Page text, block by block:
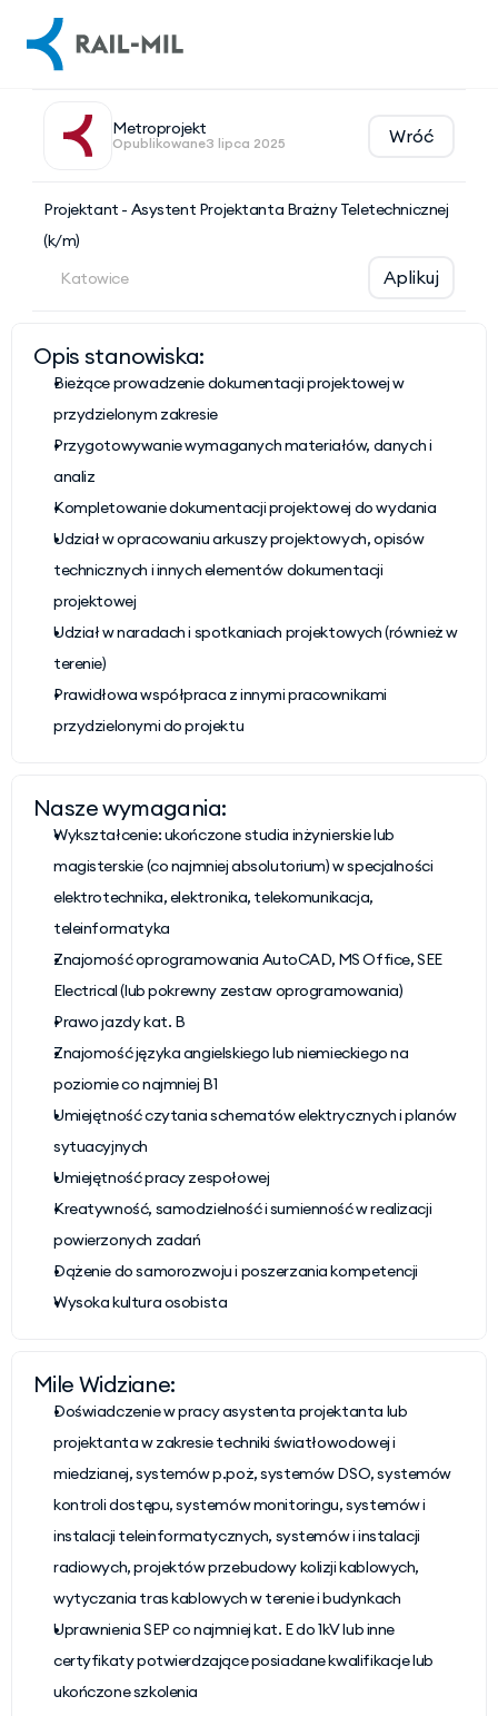
Metroprojekt
Opublikowane3 lipca 2025 Wróć
Projektant - Asystent Projektanta Brażny Teletechnicznej
(k/m)
Katowice
Aplikuj
Opis stanowiska:
Bieżące prowadzenie dokumentacji projektowej w
przydzielonym zakresie
Przygotowywanie wymaganych materiałów, danych i
analiz
Kompletowanie dokumentacji projektowej do wydania
Udział w opracowaniu arkuszy projektowych, opisów
technicznych i innych elementów dokumentacji
projektowej
Udział w naradach i spotkaniach projektowych (również w
terenie)
Prawidłowa współpraca z innymi pracownikami
przydzielonymi do projektu
Nasze wymagania:
Wykształcenie: ukończone studia inżynierskie lub
magisterskie (co najmniej absolutorium) w specjalności
elektrotechnika, elektronika, telekomunikacja,
teleinformatyka
Znajomość oprogramowania AutoCAD, MS Office, SEE
Electrical (lub pokrewny zestaw oprogramowania)
Prawo jazdy kat. B
Znajomość języka angielskiego lub niemieckiego na
poziomie co najmniej B1
Umiejętność czytania schematów elektrycznych i planów
sytuacyjnych
Umiejętność pracy zespołowej
Kreatywność, samodzielność i sumienność w realizacji
powierzonych zadań
Dążenie do samorozwoju i poszerzania kompetencji
Wysoka kultura osobista
Mile Widziane:
Doświadczenie w pracy asystenta projektanta lub
projektanta w zakresie techniki światłowodowej i
miedzianej, systemów p.poż, systemów DSO, systemów
kontroli dostępu, systemów monitoringu, systemów i
instalacji teleinformatycznych, systemów i instalacji
radiowych, projektów przebudowy kolizji kablowych,
wytyczania tras kablowych w terenie i budynkach
Uprawnienia SEP co najmniej kat. E do 1kV lub inne
certyfikaty potwierdzające posiadane kwalifikacje lub
ukończone szkolenia